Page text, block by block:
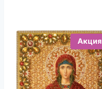
Акция